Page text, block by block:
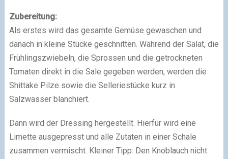
Zubereitung:
Als erstes wird das gesamte Gemüse gewaschen und
danach in kleine Stücke geschnitten. Während der Salat, die
Frühlingszwiebeln, die Sprossen und die getrockneten
Tomaten direkt in die Sale gegeben werden, werden die
Shittake Pilze sowie die Selleriestücke kurz in
Salzwasser blanchiert.
Dann wird der Dressing hergestellt. Hierfür wird eine
Limette ausgepresst und alle Zutaten in einer Schale
zusammen vermischt. Kleiner Tipp: Den Knoblauch nicht